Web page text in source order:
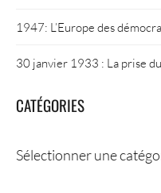
1947: L’Europe des
30 janvier 1933 : La prise
CATÉGORIES